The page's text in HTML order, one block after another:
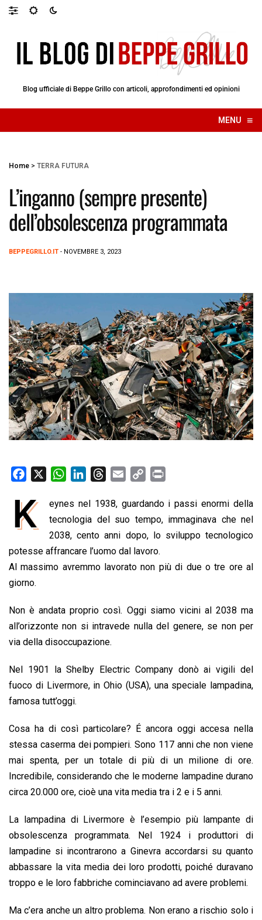
Blog ufficiale di Beppe Grillo con articoli, approfondimenti ed opinioni
MENU ≡
☰
Home > TERRA FUTURA
L’inganno (sempre presente)
dell’obsolescenza programmata
BEPPEGRILLO.IT - NOVEMBRE 3, 2023
c
e
o
o
k
W
a
t
s
A
p
n
k
e
d
I
r
e
a
d
s
a
i
l
p
y
L
i
n
n
t
K
eynes nel 1938, guardando i passi enormi della
tecnologia del suo tempo, immaginava che nel
2038, cento anni dopo, lo sviluppo tecnologico
potesse affrancare l’uomo dal lavoro.
Al massimo avremmo lavorato non più di due o tre ore al
giorno.
Non è andata proprio così. Oggi siamo vicini al 2038 ma
all’orizzonte non si intravede nulla del genere, se non per
via della disoccupazione.
Nel 1901 la Shelby Electric Company donò ai vigili del
fuoco di Livermore, in Ohio (USA), una speciale lampadina,
famosa tutt’oggi.
Cosa ha di così particolare? É ancora oggi accesa nella
stessa caserma dei pompieri. Sono 117 anni che non viene
mai spenta, per un totale di più di un milione di ore.
Incredibile, considerando che le moderne lampadine durano
circa 20.000 ore, cioè una vita media tra i 2 e i 5 anni.
La lampadina di Livermore è l’esempio più lampante di
obsolescenza programmata. Nel 1924 i produttori di
lampadine si incontrarono a Ginevra accordarsi su quanto
abbassare la vita media dei loro prodotti, poiché duravano
troppo e le loro fabbriche cominciavano ad avere problemi.
Ma c’era anche un altro problema. Non erano a rischio solo i